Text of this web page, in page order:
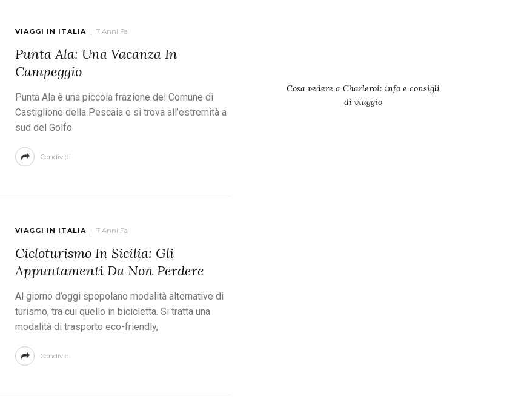
VIAGGI IN ITALIA 7 Anni Fa
Punta Ala: Una Vacanza In
Campeggio
Punta Ala è una piccola frazione del Comune di
Castiglione della Pescaia e si trova all’estremità a
sud del Golfo
Condividi
VIAGGI IN ITALIA 7 Anni Fa
Cicloturismo In Sicilia: Gli
Appuntamenti Da Non Perdere
Al giorno d’oggi spopolano modalità alternative di
turismo, tra cui quello in bicicletta. Si tratta una
modalità di trasporto eco-friendly,
Condividi
Cosa vedere a Charleroi: info e consigli
di viaggio